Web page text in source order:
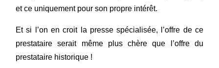
et ce uniquement pour son propre intérêt.
Et si l’on en croit la presse spécialisée, l’offre de ce
prestataire serait même plus chère que l’offre du
prestataire historique !